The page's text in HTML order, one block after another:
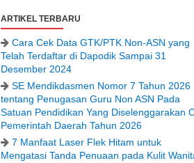
ARTIKEL TERBARU
Cara Cek Data GTK/PTK Non-ASN yang
Telah Terdaftar di Dapodik Sampai 31
Desember 2024
SE Mendikdasmen Nomor 7 Tahun 2026
tentang Penugasan Guru Non ASN Pada
Satuan Pendidikan Yang Diselenggarakan
Pemerintah Daerah Tahun 2026
7 Manfaat Laser Flek Hitam untuk
Mengatasi Tanda Penuaan pada Kulit